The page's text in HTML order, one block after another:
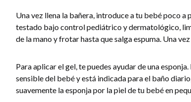
Una vez llena la bañera, introduce a tu bebé poco
testado bajo control pediátrico y dermatológico,
de la mano y frotar hasta que salga espuma. Una
Para aplicar el gel, te puedes ayudar de una esponja.
sensible del bebé y está indicada para el baño
suavemente la esponja por la piel de tu bebé en